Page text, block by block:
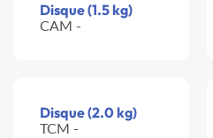
Disque (1.5 kg)
CAM -
Disque (2.0 kg)
TCM -